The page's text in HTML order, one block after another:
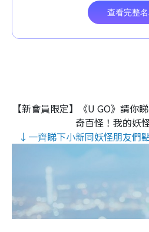
【新會員限定】《U GO》請你
奇百怪！我的妖
↓一齊睇下小新同妖怪朋友們